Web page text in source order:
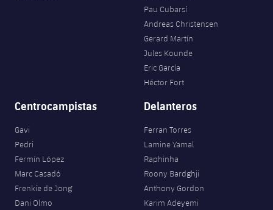
Pau Cubarsí
Andreas Christensen
Gerard Martín
Jules Kounde
Eric García
Héctor Fort
Centrocampistas
Gavi
Pedri
Fermín López
Marc Casadó
Frenkie de Jong
Dani Olmo
Delanteros
Ferran Torres
Lamine Yamal
Raphinha
Roony Bardghji
Anthony Gordon
Karim Adeyemi